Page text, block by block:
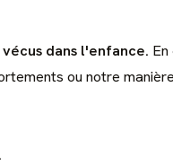
dans l'enfance.
ou notre